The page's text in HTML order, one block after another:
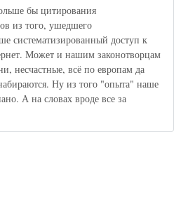
бы цитирования
из того, ушедшего
систематизированный доступ к
Может и нашим законотворцам
несчастные, всё по европам да
Ну из того "опыта" наше
А на словах вроде все за